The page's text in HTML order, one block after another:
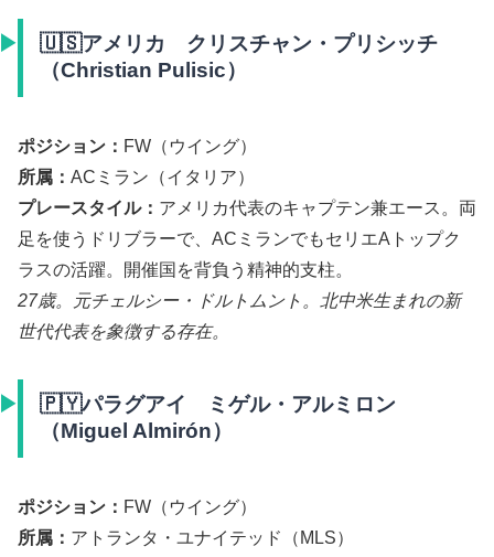
🇺🇸アメリカ クリスチャン・プリシッチ
（Christian Pulisic）
ポジション： FW（ウイング）
所属： ACミラン（イタリア）
プレースタイル： アメリカ代表のキャプテン兼エース。両
足を使うドリブラーで、ACミランでもセリエAトップク
ラスの活躍。開催国を背負う精神的支柱。
27歳。元チェルシー・ドルトムント。北中米生まれの新
世代代表を象徴する存在。
🇵🇾パラグアイ ミゲル・アルミロン
（Miguel Almirón）
ポジション： FW（ウイング）
所属： アトランタ・ユナイテッド（MLS）